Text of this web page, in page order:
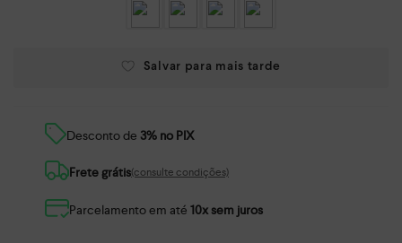
Desconto de 3% no PIX
Frete grátis(consulte condições)
Parcelamento em até 10x sem juros